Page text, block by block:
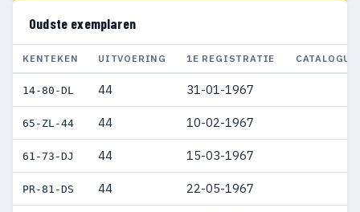
Oudste exemplaren
KENTEKEN UITVOERING 1E REGISTRATIE
14-80-DL 44 31-01-1967
65-ZL-44 44 10-02-1967
61-73-DJ 44 15-03-1967
PR-81-DS 44 22-05-1967